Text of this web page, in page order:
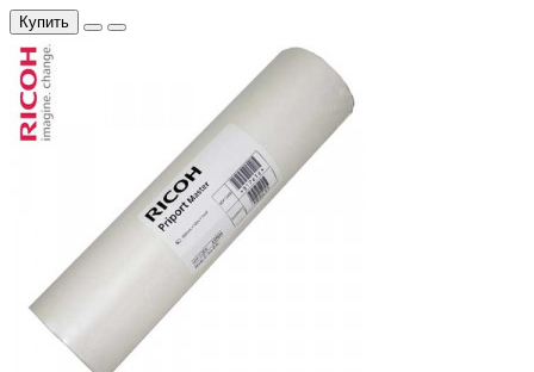
Купить